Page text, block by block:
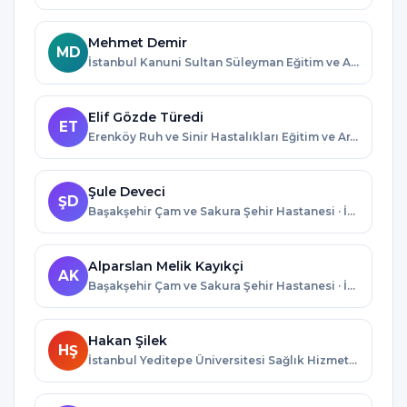
MD
Mehmet Demir
İstanbul Kanuni Sultan Süleyman Eğitim ve Araştırma Hastanesi · İstanbul
ET
Elif Gözde Türedi
Erenköy Ruh ve Sinir Hastalıkları Eğitim ve Araştırma Hastanesi · İstanbul
ŞD
Şule Deveci
Başakşehir Çam ve Sakura Şehir Hastanesi · İstanbul
AK
Alparslan Melik Kayıkçi
Başakşehir Çam ve Sakura Şehir Hastanesi · İstanbul
HŞ
Hakan Şilek
İstanbul Yeditepe Üniversitesi Sağlık Hizmetleri Eğitim Araştırma ve Uygulama Merkezi · İstanbul